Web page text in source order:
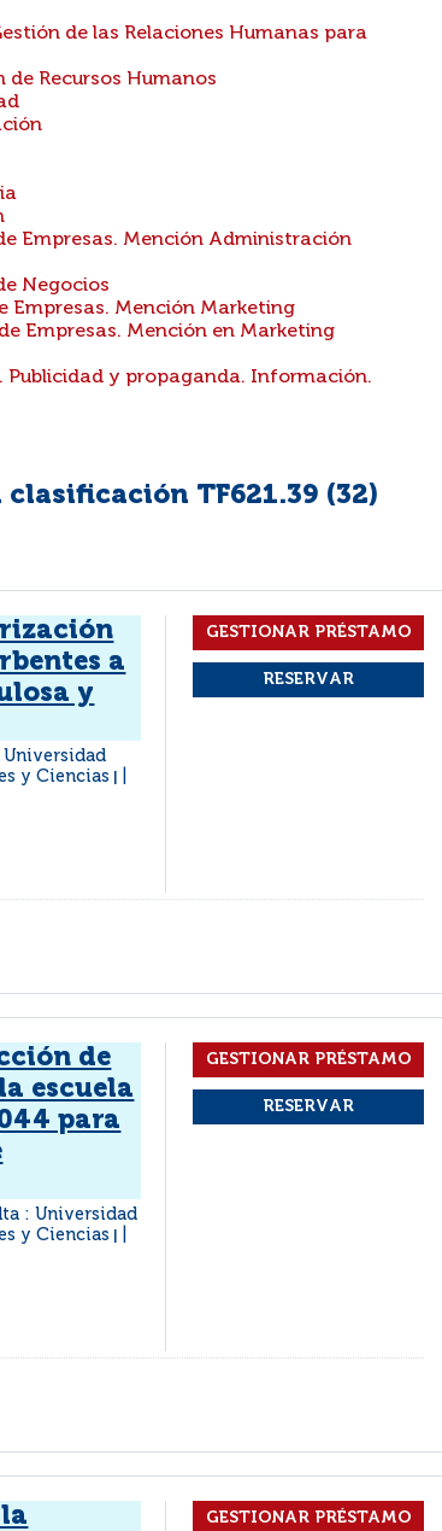
de las Relaciones Humanas para
de Recursos Humanos
Empresas. Mención Administración
Negocios
Empresas. Mención Marketing
Empresas. Mención en Marketing
Publicidad y propaganda. Información.
TF621.39 (32)
a
y
Universidad
y Ciencias
de
escuela
para
: Universidad
y Ciencias